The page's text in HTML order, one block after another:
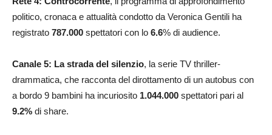
politico, cronaca e attualità condotto da Veronica Gentili ha
registrato 787.000 spettatori con lo 6.6% di audience.
Canale 5: La strada del silenzio, la serie TV thriller-
drammatica, che racconta del dirottamento di un autobus con
a bordo 9 bambini ha incuriosito 1.044.000 spettatori pari al
9.2% di share.